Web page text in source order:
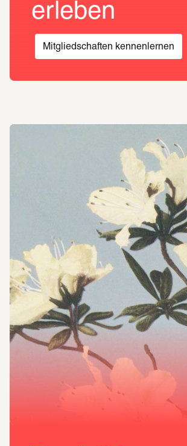
erleben
Mitgliedschaften kennenlernen